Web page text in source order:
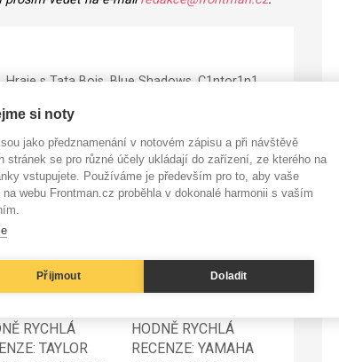
s Tata Bojs, Blue Shadows, C1ntor1n1,
Kollerem, Lenkou Dusilovou, Michalem
Je autor a protagonista seriálu KUMŠT,
RYCHLÁ
TAYLOR
HODNĚ RYCHLÁ
RECENZE: YAMAHA
si noty
jako předznamenání v notovém zápisu a při návštěvě
stránek se pro různé účely ukládají do zařízení, ze kterého na
vstupujete. Používáme je především pro to, aby vaše
na webu Frontman.cz proběhla v dokonalé harmonii s vaším
Přijmout Doladit